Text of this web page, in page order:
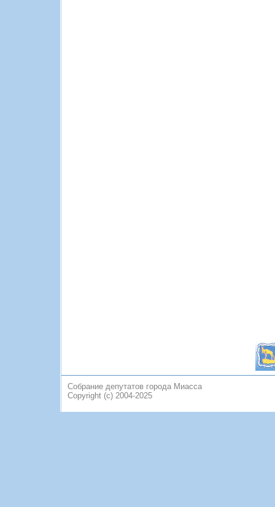
Собрание депутатов города Миасса
Copyright (c) 2004-2025